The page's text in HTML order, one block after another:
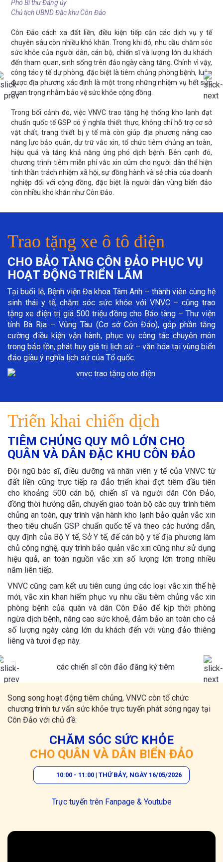
Phó Bí thư Đảng ủy
Chủ tịch UBND Đặc khu Côn Đảo
Côn Đảo cách xa đất liền, điều kiện tiếp cận các dịch vụ y tế
chuyên sâu còn nhiều khó khăn. Trong khi đó, nhu cầu chăm sóc
sức khỏe của người dân, cán bộ, chiến sĩ và lượng lớn du khách
đến tham quan, sinh sống trên đảo ngày càng tăng. Chính vì vậy,
công tác y tế dự phòng, đặc biệt là tiêm chủng phòng bệnh, luôn
được địa phương xác định là một trong những nhiệm vụ hết sức
quan trọng nhằm bảo vệ sức khỏe cộng đồng.
Trong bối cảnh đó, việc VNVC trao tặng hệ thống kho lạnh đạt
chuẩn quốc tế GSP có ý nghĩa thiết thực, không chỉ hỗ trợ cơ sở
vật chất, trang thiết bị y tế mà còn giúp địa phương nâng cao
năng lực bảo quản, dự trữ vắc xin, tổ chức tiêm chủng an toàn,
hiệu quả và tăng khả năng ứng phó dịch bệnh. Bên cạnh đó,
chương trình tiêm miễn phí vắc xin cúm cho người dân thể hiện
tinh thần trách nhiệm xã hội, sự đồng hành và sẻ chia của doanh
nghiệp đối với cộng đồng, đặc biệt là người dân vùng biển đảo
còn nhiều khó khăn như Côn Đảo.
Trao tặng xe ô tô điện
CHO BẢO TÀNG CÔN ĐẢO PHỤC VỤ
HOẠT ĐỘNG TRIỂN LÃM
Tại buổi lễ, Bệnh viện Đa khoa Tâm Anh – thành viên cùng hệ
sinh thái y tế, chăm sóc sức khỏe với VNVC – cũng trao
tặng xe điện trị giá 500 triệu đồng cho Bảo tàng – Thư viện
tỉnh Bà Rịa – Vũng Tàu (Cơ sở Côn Đảo), góp phần tăng
cường điều kiện vận hành, phục vụ công tác chuyên môn
trong bảo tồn, phát huy giá trị lịch sử – văn hóa tại vùng biển
đảo giàu ý nghĩa lịch sử của Tổ quốc.
Triển khai chiến dịch
TIÊM CHỦNG QUY MÔ LỚN CHO
QUÂN VÀ DÂN ĐẶC KHU CÔN ĐẢO
Đội ngũ bác sĩ, điều dưỡng và nhân viên y tế của VNVC từ
đất liền cũng trực tiếp ra đảo triển khai đợt tiêm đầu tiên
cho khoảng 500 cán bộ, chiến sĩ và người dân Côn Đảo,
đồng thời hướng dẫn, chuyển giao toàn bộ các quy trình tiêm
chủng an toàn, quy trình vận hành kho lạnh bảo quản vắc xin
theo tiêu chuẩn GSP chuẩn quốc tế và theo các hướng dẫn,
quy định của Bộ Y tế, Sở Y tế, để cán bộ y tế địa phương làm
chủ công nghệ, quy trình bảo quản vắc xin cũng như sử dụng
hiệu quả, an toàn nguồn vắc xin số lượng lớn trong nhiều
năm liên tiếp.
VNVC cũng cam kết ưu tiên cung ứng các loại vắc xin thế hệ
mới, vắc xin khan hiếm phục vụ nhu cầu tiêm chủng vắc xin
phòng bệnh của quân và dân Côn Đảo để kịp thời phòng
ngừa dịch bệnh, nâng cao sức khoẻ, đảm bảo an toàn cho cả
số lượng ngày càng lớn du khách đến với vùng đảo thiêng
liêng và tươi đẹp này.
Song song hoạt động tiêm chủng, VNVC còn tổ chức
chương trình tư vấn sức khỏe trực tuyến phát sóng ngay tại
Côn Đảo với chủ đề:
CHĂM SÓC SỨC KHỎE
CHO QUÂN VÀ DÂN BIỂN ĐẢO
10:00 - 11:00 | THỨ BẢY, NGÀY 16/05/2026
Trực tuyến trên Fanpage & Youtube